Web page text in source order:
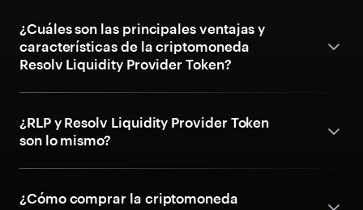
¿Cuáles son las principales ventajas y
características de la criptomoneda
Resolv Liquidity Provider Token?
¿RLP y Resolv Liquidity Provider Token
son lo mismo?
¿Cómo comprar la criptomoneda